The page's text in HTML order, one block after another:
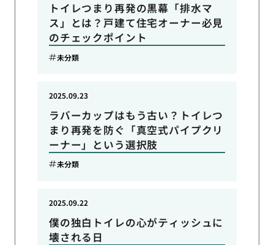
トイレつまり再発の黒幕「排水マ
ス」とは？戸建て住宅オーナー必見
のチェックポイント
未分類
ラバーカップはもう古い？トイレつ
まり再発を防ぐ「真空式パイプクリ
ーナー」という選択肢
2025.09.23
未分類
僕の独白トイレの心がティッシュに
壊される日
2025.09.22